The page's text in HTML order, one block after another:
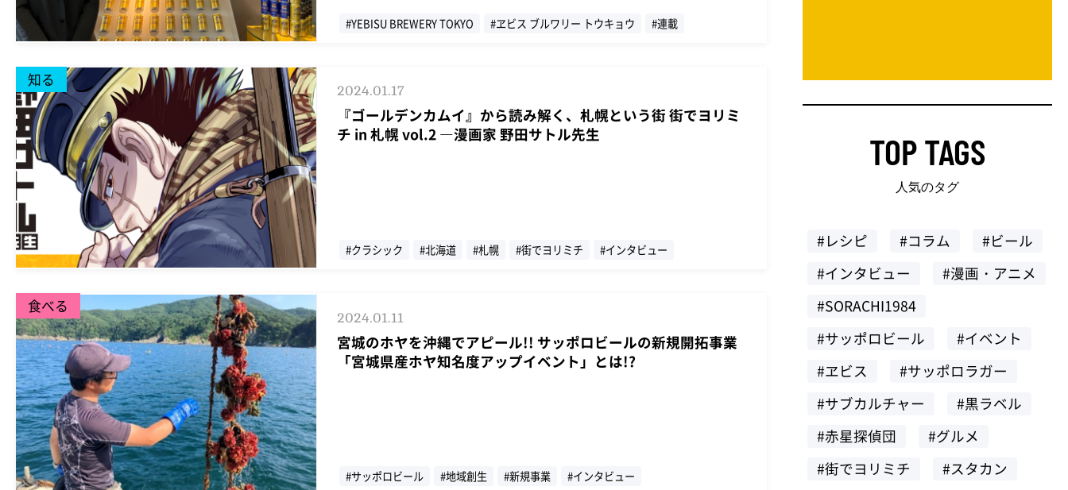
#YEBISU BREWERY TOKYO #ヱビス ブルワリー トウキョウ
#連載
知る
2024.01.17
『ゴールデンカムイ』から読み解く、札幌という街 街でヨリミ
チ in 札幌 vol.2 ―漫画家 野田サトル先生
#クラシック #北海道 #札幌 #街でヨリミチ #インタビュー
食べる
2024.01.11
宮城のホヤを沖縄でアピール!! サッポロビールの新規開拓事業
「宮城県産ホヤ知名度アップイベント」とは!?
#サッポロビール #地域創生 #新規事業 #インタビュー
TOP TAGS
人気のタグ
#レシピ #コラム
#ビール
#インタビュー
#漫画・アニメ
#SORACHI1984
#サッポロビール
#イベント
#ヱビス
#サッポロラガー
#サブカルチャー
#黒ラベル
#赤星探偵団
#グルメ
#街でヨリミチ
#スタカン